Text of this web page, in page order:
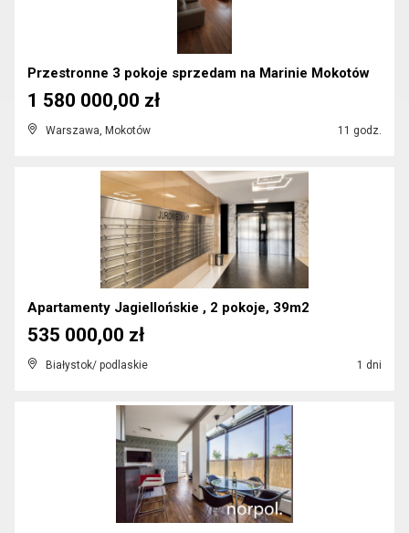
Przestronne 3 pokoje sprzedam na Marinie Mokotów
Warszawa, Mokotów 11 godz.
1 580 000,00 zł
Apartamenty Jagiellońskie , 2 pokoje, 39m2
Białystok/ podlaskie 1 dni
535 000,00 zł